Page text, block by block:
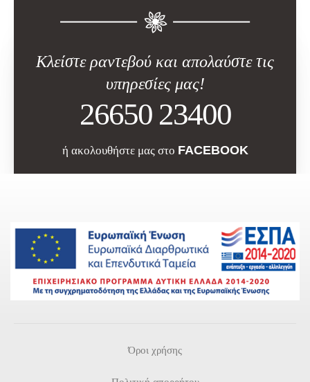
Κλείστε ραντεβού και απολαύστε τις
υπηρεσίες μας!
26650 23400
ή ακολουθήστε μας στο FACEBOOK
Όροι χρήσης